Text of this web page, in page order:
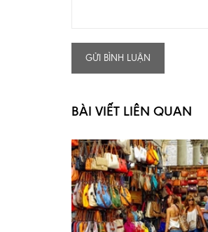
GỬI BÌNH LUẬN
BÀI VIẾT LIÊN QUAN